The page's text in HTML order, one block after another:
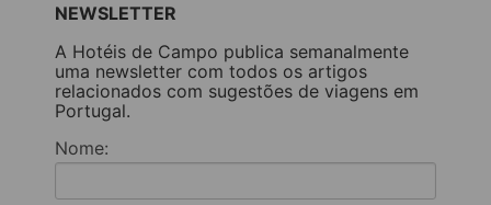
NEWSLETTER
A Hotéis de Campo publica semanalmente
uma newsletter com todos os artigos
relacionados com sugestões de viagens em
Portugal.
Nome: